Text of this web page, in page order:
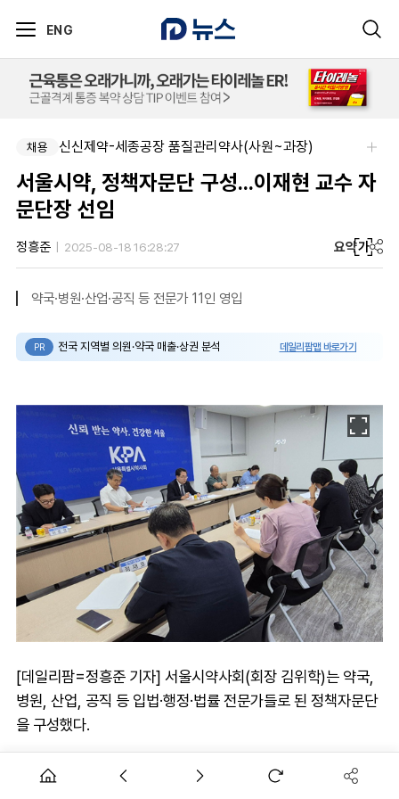
ENG
채용 신신제약-세종공장 품질관리약사(사원~과장)
서울시약, 정책자문단 구성...이재현 교수 자
문단장 선임
정흥준 2025-08-18 16:28:27 요약가
약국·병원·산업·공직 등 전문가 11인 영입
PR 전국 지역별 의원·약국 매출·상권 분석 데일리팜맵 바로가기
[데일리팜=정흥준 기자] 서울시약사회(회장 김위학)는 약국,
병원, 산업, 공직 등 입법·행정·법률 전문가들로 된 정책자문단
을 구성했다.
김위학 회장은 정책자문단장으로 이재현 성균관대 약학대학